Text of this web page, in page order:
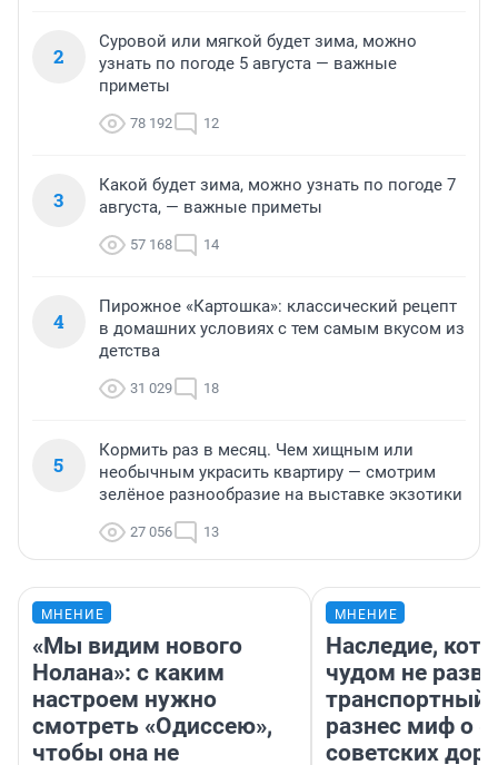
2
Суровой или мягкой будет зима, можно
узнать по погоде 5 августа — важные
приметы
78 192 12
3
Какой будет зима, можно узнать по погоде 7
августа, — важные приметы
57 168 14
4
Пирожное «Картошка»: классический рецепт
в домашних условиях с тем самым вкусом из
детства
31 029 18
5
Кормить раз в месяц. Чем хищным или
необычным украсить квартиру — смотрим
зелёное разнообразие на выставке экзотики
27 056 13
МНЕНИЕ
«Мы видим нового
Нолана»: с каким
настроем нужно
смотреть «Одиссею»,
чтобы она не
МНЕНИЕ
Наследие,
чудом не
транспортный
разнес миф о
советских